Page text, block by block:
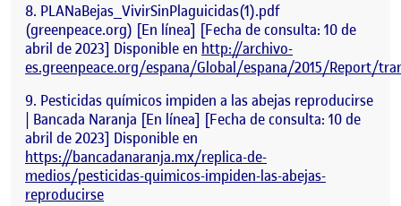
PLANaBejas_VivirSinPlaguicidas(1).pdf
(greenpeace.org) [En línea] [Fecha de consulta: 10 de
abril de 2023] Disponible en http://archivo-
es.greenpeace.org/espana/Global/espana/2015/Report/
Pesticidas químicos impiden a las abejas reproducirse
| Bancada Naranja [En línea] [Fecha de consulta: 10 de
abril de 2023] Disponible en
https://bancadanaranja.mx/replica-de-
medios/pesticidas-quimicos-impiden-las-abejas-
reproducirse